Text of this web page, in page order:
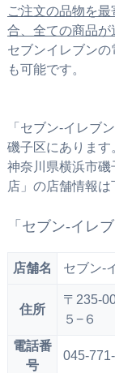
ご注文の品物を
合、全ての商品が
セブンイレブン
も可能です。
「セブン‐イレブ
磯子区にあります
神奈川県横浜市磯
店」の店舗情報は
「セブン‐イレ
店舗名 セブン‐
住所
〒235-
５−６
電話番
号
045-